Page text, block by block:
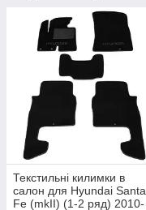
Текстильні килимки в
салон для Hyundai Santa
Fe (mkII) (1-2 ряд) 2010-